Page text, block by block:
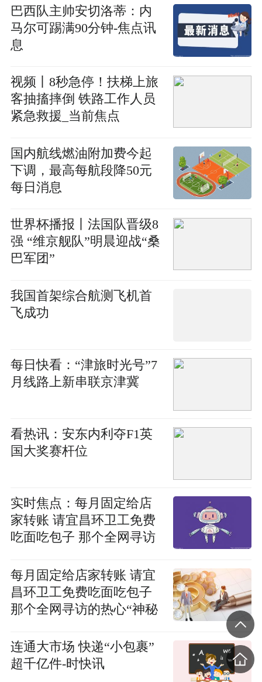
巴西队主帅安切洛蒂：内
马尔可踢满90分钟-焦点讯
息
视频丨8秒急停！扶梯上旅
客抽搐摔倒 铁路工作人员
紧急救援_当前焦点
国内航线燃油附加费今起
下调，最高每航段降50元
每日消息
世界杯播报丨法国队晋级8
强 “维京舰队”明晨迎战“桑
巴军团”
我国首架综合航测飞机首
飞成功
每日快看：“津旅时光号”7
月线路上新串联京津冀
看热讯：安东内利夺F1英
国大奖赛杆位
实时焦点：每月固定给店
家转账 请宜昌环卫工免费
吃面吃包子 那个全网寻访
每月固定给店家转账 请宜
昌环卫工免费吃面吃包子
那个全网寻访的热心“神秘
连通大市场 快递“小包裹”
超千亿件-时快讯